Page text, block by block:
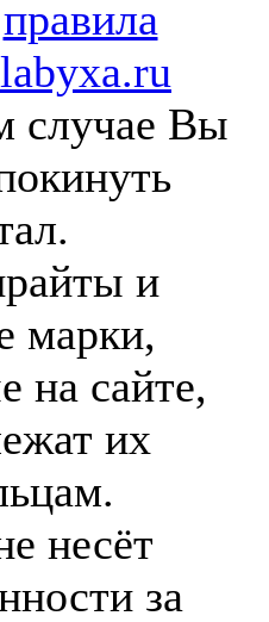
правила
случае Вы
и
марки,
на сайте,
их
несёт
за